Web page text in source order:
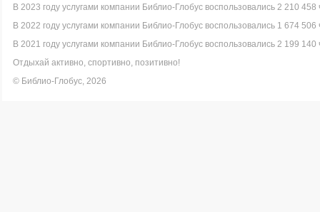
В 2023 году услугами компании Библио-Глобус воспользовались 2 210 458
В 2022 году услугами компании Библио-Глобус воспользовались 1 674 506
В 2021 году услугами компании Библио-Глобус воспользовались 2 199 140
Отдыхай активно, спортивно, позитивно!
© Библио-Глобус, 2026